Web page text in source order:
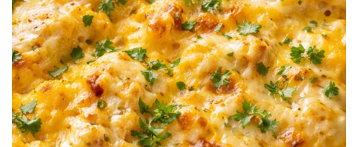
Управители:
Веселин
Василев,
email:
v.vasilev@flagman.bg
Катя
Касабова,
еmail:k.kassabova@flagman.bg